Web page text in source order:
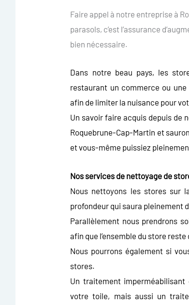
Faire appel à notre entreprise à
parasols, c’est l’assurance
bien nécessaire.
Dans notre beau pays, les
restaurant un commerce ou
afin de limiter la nuisance pour
Un savoir faire acquis depuis de
Roquebrune-Cap-Martin et
et vous-même puissiez
Nos services de nettoyage de
Nous nettoyons les stores sur
profondeur qui saura pleinement
Parallèlement nous prendrons
afin que l’ensemble du store
Nous pourrons également si
stores.
Un traitement
votre toile, mais aussi un